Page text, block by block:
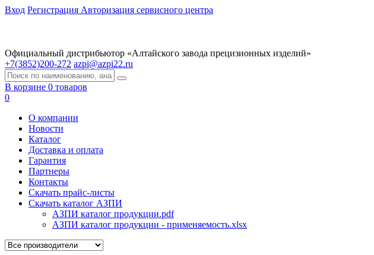
Вход Регистрация Авторизация сервисного центра
Официальный дистрибьютор «Алтайского завода прецизионных изделий»
+7(3852)200-272 azpi@azpi22.ru
В корзине 0 товаров
0
О компании
Новости
Каталог
Доставка и оплата
Гарантия
Партнеры
Контакты
Скачать прайс-листы
Скачать каталог АЗПИ
АЗПИ каталог продукции.pdf
АЗПИ каталог продукции - применяемость.xlsx